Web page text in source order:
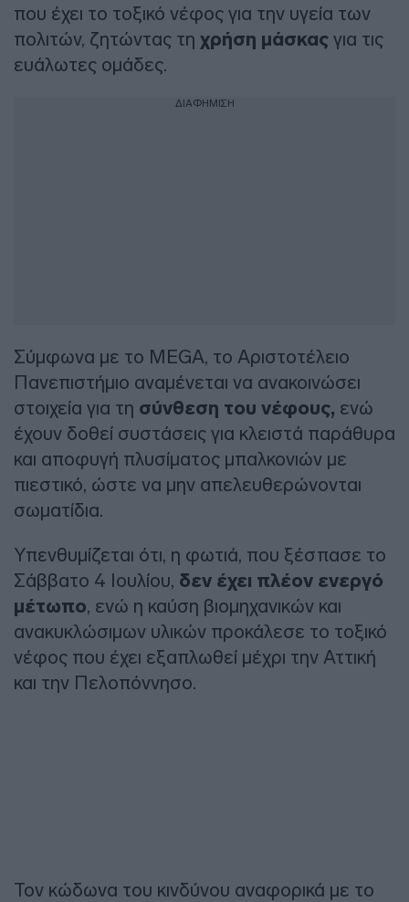
που έχει το τοξικό νέφος για την υγεία των
πολιτών, ζητώντας τη χρήση μάσκας για τις
ευάλωτες ομάδες.
ΔΙΑΦΗΜΙΣΗ
Σύμφωνα με το MEGA, το Αριστοτέλειο
Πανεπιστήμιο αναμένεται να ανακοινώσει
στοιχεία για τη σύνθεση του νέφους, ενώ
έχουν δοθεί συστάσεις για κλειστά παράθυρα
και αποφυγή πλυσίματος μπαλκονιών με
πιεστικό, ώστε να μην απελευθερώνονται
σωματίδια.
Υπενθυμίζεται ότι, η φωτιά, που ξέσπασε το
Σάββατο 4 Ιουλίου, δεν έχει πλέον ενεργό
μέτωπο, ενώ η καύση βιομηχανικών και
ανακυκλώσιμων υλικών προκάλεσε το τοξικό
νέφος που έχει εξαπλωθεί μέχρι την Αττική
και την Πελοπόννησο.
Τον κώδωνα του κινδύνου αναφορικά με το